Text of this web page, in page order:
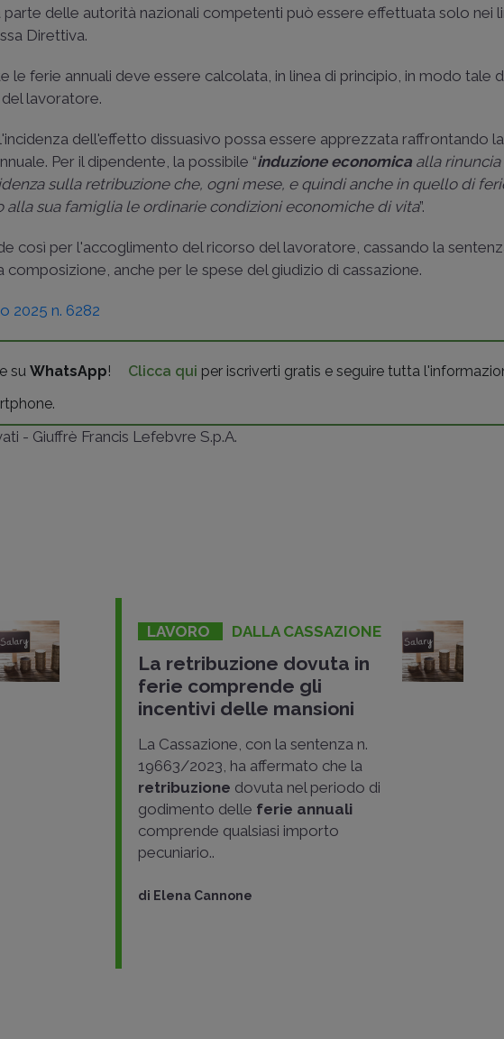
delle autorità nazionali competenti può essere effettuata solo nei
Direttiva.
le ferie annuali deve essere calcolata, in linea di principio, in modo tale
del lavoratore.
dell'effetto dissuasivo possa essere apprezzata raffrontando
Per il dipendente, la possibile “induzione economica alla
sulla retribuzione che, ogni mese, e quindi anche in quello di
alla sua famiglia le ordinarie condizioni economiche di vita”.
così per l'accoglimento del ricorso del lavoratore, cassando la
anche per le spese del giudizio di cassazione.
2025 n. 6282
suWhatsApp! Clicca qui per iscriverti gratis e seguire tutta
- Giuffrè Francis Lefebvre S.p.A.
LAVORO DALLA CASSAZIONE
La retribuzione dovuta in
ferie comprende gli
incentivi delle mansioni
La Cassazione, con la sentenza n.
19663/2023, ha affermato che la
retribuzione dovuta nel periodo di
godimento delle ferie annuali
comprende qualsiasi importo
pecuniario..
di Elena Cannone